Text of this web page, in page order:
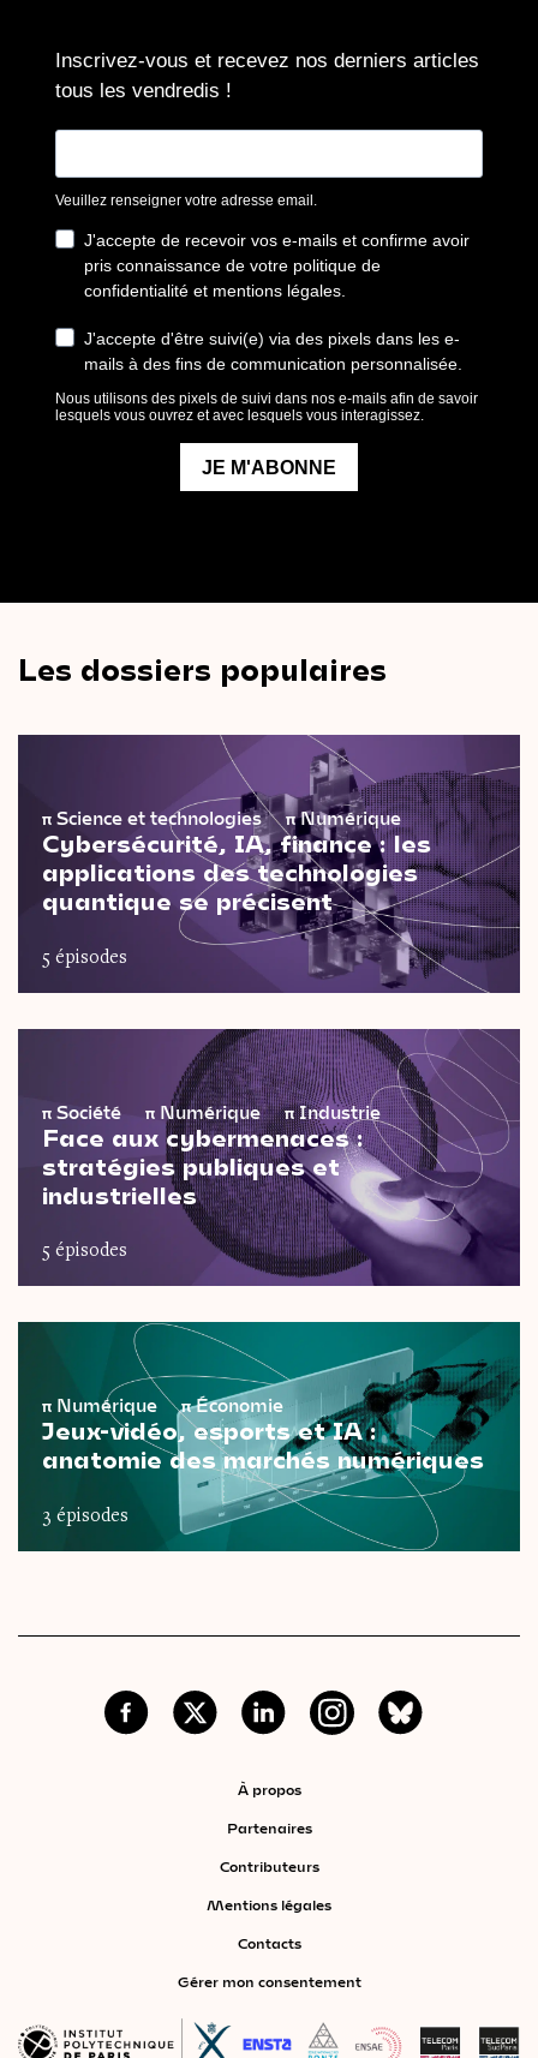
Les dossiers populaires
π Science et technologies πNumérique
Cybersécurité, IA, finance : les
applications des technologies
quantique se précisent
5 épisodes
π Société π Numérique πIndustrie
Face aux cybermenaces :
stratégies publiques et
industrielles
5 épisodes
π Numérique πÉconomie
Jeux-vidéo, esports et IA :
anatomie des marchés numériques
3 épisodes
À propos
Partenaires
Contributeurs
Mentions légales
Contacts
Gérer mon consentement